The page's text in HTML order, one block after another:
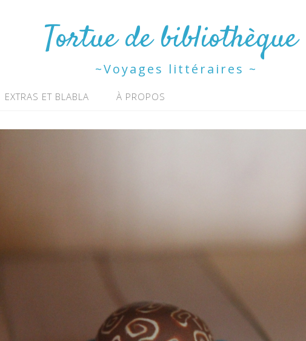
Tortue de bibliothèque
~Voyages littéraires ~
EXTRAS ET BLABLA À PROPOS